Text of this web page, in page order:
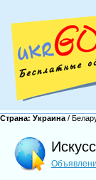
Страна: Украина /